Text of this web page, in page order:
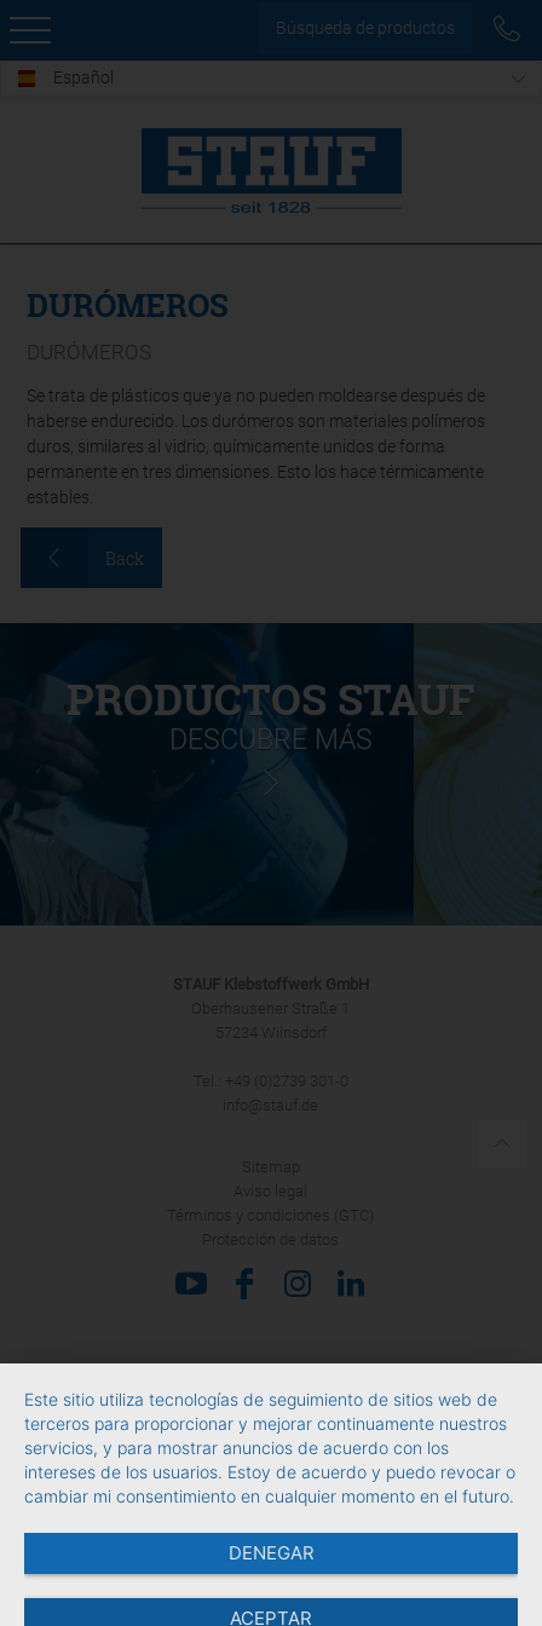
Búsqueda de productos
Español
DURÓMEROS
DURÓMEROS
Se trata de plásticos que ya no pueden moldearse después de
haberse endurecido. Los durómeros son materiales polímeros
duros, similares al vidrio, químicamente unidos de forma
permanente en tres dimensiones. Esto los hace térmicamente
estables.
Back
PRODUCTOS STAUF
DESCUBRE MÁS
STAUF Klebstoffwerk GmbH
Oberhausener Straße 1
57234 Wilnsdorf
Tel.: +49 (0)2739 301-0
info@stauf.de
Sitemap
Aviso legal
Términos y condiciones (GTC)
Protección de datos
Este sitio utiliza tecnologías de seguimiento de sitios web de
terceros para proporcionar y mejorar continuamente nuestros
servicios, y para mostrar anuncios de acuerdo con los
intereses de los usuarios. Estoy de acuerdo y puedo revocar o
cambiar mi consentimiento en cualquier momento en el futuro.
DENEGAR
ACEPTAR